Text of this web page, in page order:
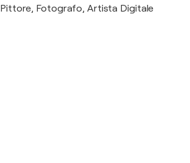
Pittore, Fotografo, Artista Digitale